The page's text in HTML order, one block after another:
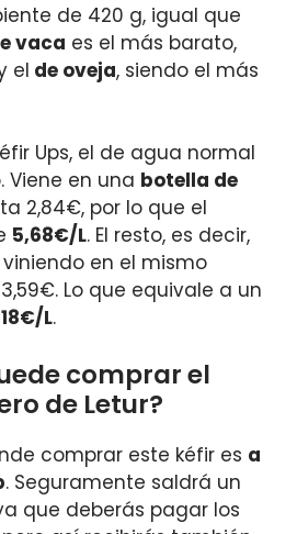
de 420 g, igual que
vaca es el más barato,
el de oveja, siendo el más
Ups, el de agua normal
Viene en una botella de
2,84€, por lo que el
5,68€/L. El resto, es decir,
viniendo en el mismo
Lo que equivale a un
L.
comprar el
de Letur?
comprar este kéfir es a
. Seguramente saldrá un
que deberás pagar los